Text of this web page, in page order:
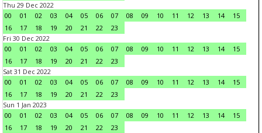
Thu 29 Dec 2022
00
01 02 03 04 05 06 07 08 09 10 11 12 13 14
15
16
17 18 19 20 21 22
23
Fri 30 Dec 2022
00
01 02 03 04 05 06 07 08 09 10 11 12 13 14
15
16
17 18 19 20 21 22
23
Sat 31 Dec 2022
00
01 02 03 04 05 06 07 08 09 10 11 12 13 14
15
16
17 18 19 20 21 22
23
Sun 1 Jan 2023
00
01 02 03 04 05 06 07 08 09 10 11 12 13 14
15
16
17 18 19 20 21 22
23